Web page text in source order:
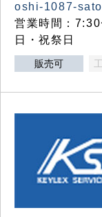
oshi-1087-
営業時間：
日・祝祭日
販売可